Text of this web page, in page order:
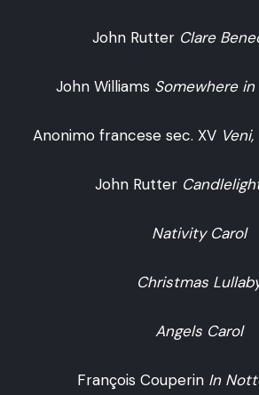
John Rutter Clare
John Williams Somewhere
Anonimo francese sec. XV
John Rutter
Nativity Carol
Christmas
Angels Carol
François Couperin In